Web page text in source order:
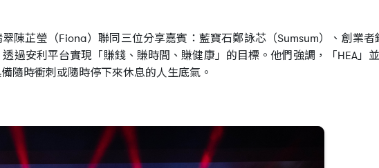
陳芷瑩（Fiona）聯同三位分享嘉賓：藍寶石鄭詠芯（Sumsum）、創業
過安利平台實現「賺錢、賺時間、賺健康」的目標。他們強調，「HEA」
時衝刺或隨時停下來休息的人生底氣。